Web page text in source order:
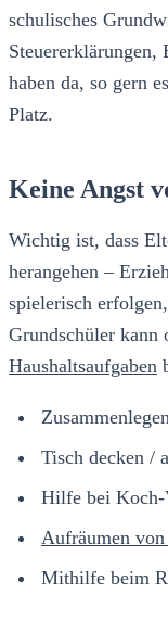
schulisches
Steuererklärungen,
haben da, so gern
Platz.
Keine Angst
Wichtig ist, dass
herangehen –
spielerisch
Grundschüler kann
Haushaltsaufgaben
Tisch decken /
Hilfe bei Koch-
Aufräumen
Mithilfe beim